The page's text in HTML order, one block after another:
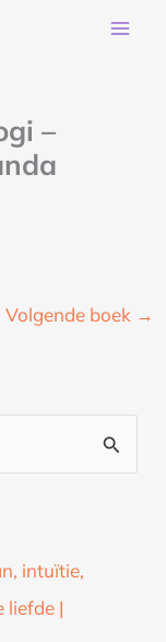
–
Volgende boek →
intuïtie,
liefde |